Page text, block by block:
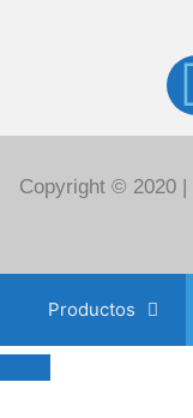
Copyright © 2020 |
Productos